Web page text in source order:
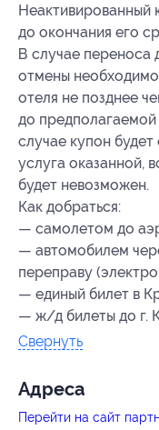
Неактивированный
до окончания его
В случае переноса
отмены
отеля не позднее
до
случае купон будет
услуга оказанной,
будет невозможен.
Как добраться:
— самолетом до
— автомобилем
переправу
— единый билет в
— ж/д билеты до г.
Свернуть
Адресa
Перейти на сайт